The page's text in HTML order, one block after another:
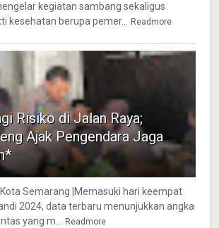
kegiatan sambang sekaligus
kesehatan berupa pemer...
Readmore
Risiko di Jalan Raya;
Ajak Pengendara Jaga
Semarang |Memasuki hari keempat
2024, data terbaru menunjukkan angka
yang m...
Readmore